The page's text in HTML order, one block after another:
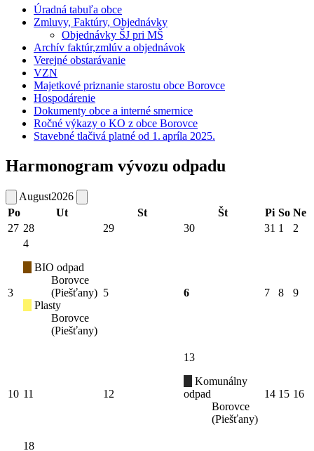
Úradná tabuľa obce
Zmluvy, Faktúry, Objednávky
Objednávky ŠJ pri MŠ
Archív faktúr,zmlúv a objednávok
Verejné obstarávanie
VZN
Majetkové priznanie starostu obce Borovce
Hospodárenie
Dokumenty obce a interné smernice
Ročné výkazy o KO z obce Borovce
Stavebné tlačivá platné od 1. apríla 2025.
Harmonogram vývozu odpadu
August2026
Po
Ut St Št Pi So Ne
27 28 29 30 31 1 2
3
4
BIO odpad
Borovce
(Piešťany)
Plasty
Borovce
(Piešťany)
5 6 7 8 9
10 11 12
13
Komunálny
odpad
Borovce
(Piešťany)
14 15 16
18